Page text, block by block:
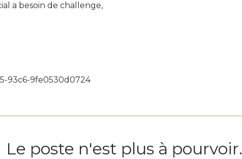
a besoin de challenge,
93c6-9fe0530d0724
Le poste n'est plus à pourvoir.